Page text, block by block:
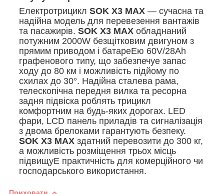
Електротрицикл SOK X3 МАХ — сучасна та
надійна модель для перевезення вантажів
та пасажирів. SOK X3 МАХ обладнаний
потужним 2000W безщітковим двигуном з
прямим приводом і батареЕю 60V/28Ah
графенового типу, що забезпечуе запас
ходу до 80 км і можливість підйому по
схилах до 30°. Надійна сталева рама,
телескопічна передня вилка та ресорна
задня підвіска роблять трицикл
комфортним на будь-яких дорогах. LED
фари, LCD панель приладів та сигналізація
з двома брелоками гарантують безпеку.
SOK X3 МАХ здатний перевозити до 300 кг,
а можливість розміщення трьох місць
підвищуЕ практичність для комерційного чи
господарського використання.
Приховати